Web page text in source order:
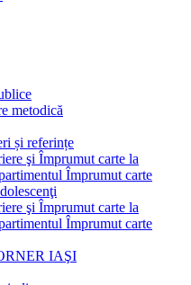
metodică
și referințe
şi Împrumut carte la
Împrumut carte
şi Împrumut carte la
Împrumut carte
IAŞI